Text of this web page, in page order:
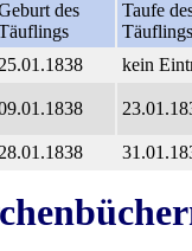
des
Taufe
Täuflings
25.01.1838 kein
28.01.1838